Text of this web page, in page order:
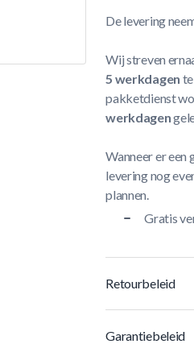
De levering
Wij streven
5 werkdagen
pakketdienst
werkdagen
Wanneer er
levering nog
plannen.
Gratis
Retourbeleid
Garantiebeleid